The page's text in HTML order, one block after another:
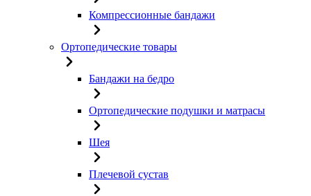
Компрессионные бандажи
Ортопедические товары
Бандажи на бедро
Ортопедические подушки и матрасы
Шея
Плечевой сустав